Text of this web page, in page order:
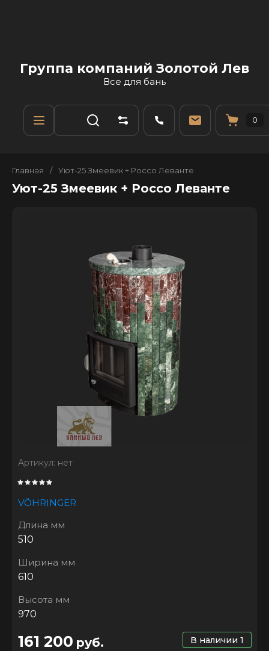
Группа компаний Золотой Лев
Все для бань
0
Главная / Уют-25 Змеевик + Россо Леванте
Уют-25 Змеевик + Россо Леванте
Артикул: нет
VÖHRINGER
Длина мм
510
Ширина мм
610
Высота мм
970
В наличии 1
161 200 руб.